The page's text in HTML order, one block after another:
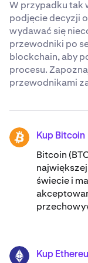
W przypadku tak
podjęcie decyzji
wydawać się
przewodniki po
blockchain, aby
procesu.
przewodnikami
BTC Kup Bitcoin
Bitcoin
świecie i
ETH Kup